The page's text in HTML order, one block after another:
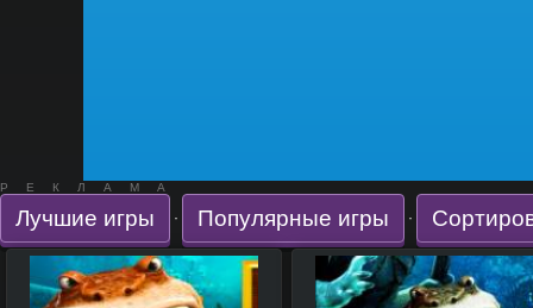
РЕКЛАМА
Лучшие игры · Популярные игры ·